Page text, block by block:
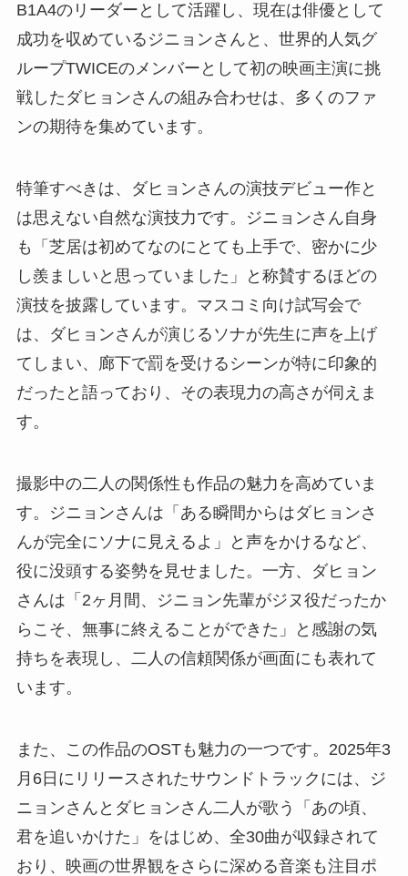
B1A4のリーダーとして活躍し、現在は俳優として
成功を収めているジニョンさんと、世界的人気グ
ループTWICEのメンバーとして初の映画主演に挑
戦したダヒョンさんの組み合わせは、多くのファ
ンの期待を集めています。
特筆すべきは、ダヒョンさんの演技デビュー作と
は思えない自然な演技力です。ジニョンさん自身
も「芝居は初めてなのにとても上手で、密かに少
し羨ましいと思っていました」と称賛するほどの
演技を披露しています。マスコミ向け試写会で
は、ダヒョンさんが演じるソナが先生に声を上げ
てしまい、廊下で罰を受けるシーンが特に印象的
だったと語っており、その表現力の高さが伺えま
す。
撮影中の二人の関係性も作品の魅力を高めていま
す。ジニョンさんは「ある瞬間からはダヒョンさ
んが完全にソナに見えるよ」と声をかけるなど、
役に没頭する姿勢を見せました。一方、ダヒョン
さんは「2ヶ月間、ジニョン先輩がジヌ役だったか
らこそ、無事に終えることができた」と感謝の気
持ちを表現し、二人の信頼関係が画面にも表れて
います。
また、この作品のOSTも魅力の一つです。2025年3
月6日にリリースされたサウンドトラックには、ジ
ニョンさんとダヒョンさん二人が歌う「あの頃、
君を追いかけた」をはじめ、全30曲が収録されて
おり、映画の世界観をさらに深める音楽も注目ポ